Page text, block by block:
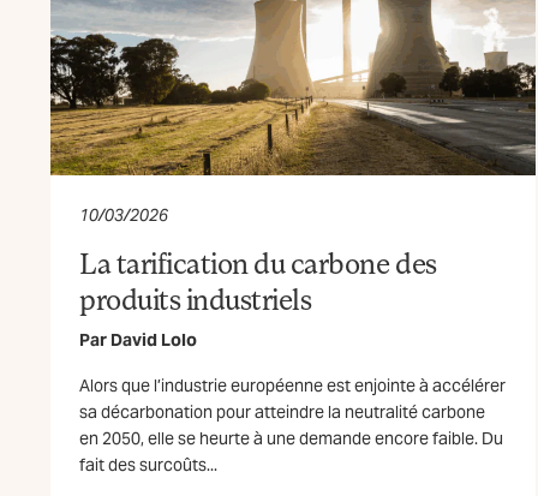
10/03/2026
La tarification du carbone des
produits industriels
Par David Lolo
Alors que l’industrie européenne est enjointe à accélérer
sa décarbonation pour atteindre la neutralité carbone
en 2050, elle se heurte à une demande encore faible. Du
fait des surcoûts...